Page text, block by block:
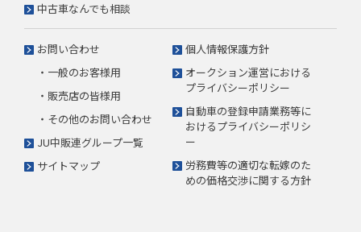
中古車なんでも相談
お問い合わせ
・一般のお客様用
・販売店の皆様用
・その他のお問い合わせ
JU中販連グループ一覧
サイトマップ
個人情報保護方針
オークション運営における
プライバシーポリシー
自動車の登録申請業務等に
おけるプライバシーポリシ
ー
労務費等の適切な転嫁のた
めの価格交渉に関する方針